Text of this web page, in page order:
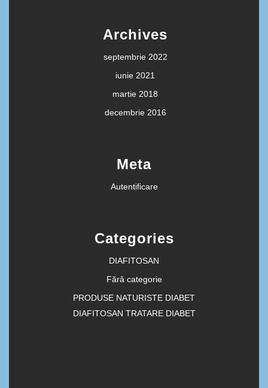
Archives
septembrie 2022
iunie 2021
martie 2018
decembrie 2016
Meta
Autentificare
Categories
DIAFITOSAN
Fără categorie
PRODUSE NATURISTE DIABET
DIAFITOSAN TRATARE DIABET